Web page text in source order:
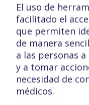
El uso de
facilitado el
que permiten
de manera
a las personas
y a tomar
necesidad de
médicos.